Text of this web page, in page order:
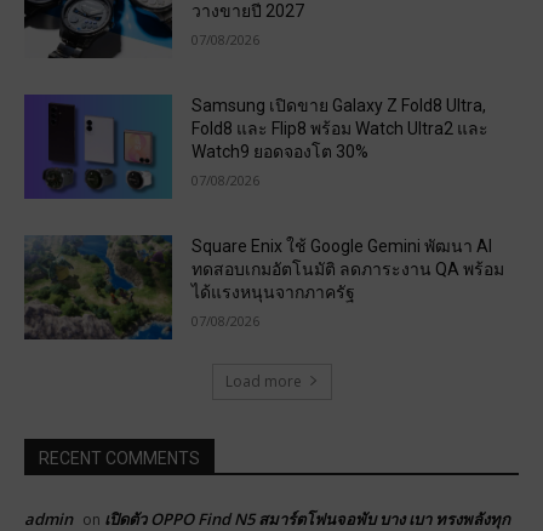
วางขายปี 2027
07/08/2026
Samsung เปิดขาย Galaxy Z Fold8 Ultra,
Fold8 และ Flip8 พร้อม Watch Ultra2 และ
Watch9 ยอดจองโต 30%
07/08/2026
Square Enix ใช้ Google Gemini พัฒนา AI
ทดสอบเกมอัตโนมัติ ลดภาระงาน QA พร้อม
ได้แรงหนุนจากภาครัฐ
07/08/2026
Load more
RECENT COMMENTS
admin on เปิดตัว OPPO Find N5 สมาร์ตโฟนจอพับ บาง เบา ทรงพลังทุก